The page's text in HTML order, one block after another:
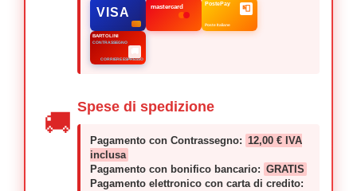
VISA mastercard PostePay
Poste Italiane
📮
BARTOLINI
CONTRASSEGNO
CORRIERE ESPRESSO
🚚
🚚
Spese di spedizione
Pagamento con Contrassegno: 12,00 € IVA
inclusa
Pagamento con bonifico bancario: GRATIS
Pagamento elettronico con carta di credito: